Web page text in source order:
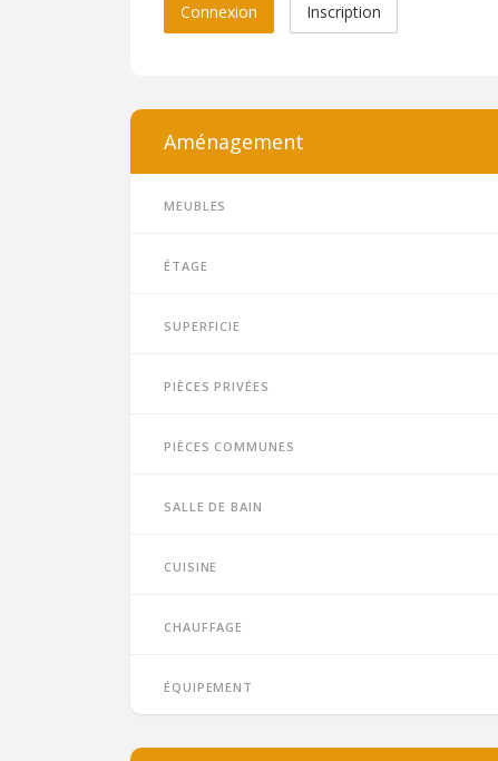
Connexion Inscription
Aménagement
Meubles
Étage
Superficie
Pièces privées
Pièces communes
Salle de bain
Cuisine
Chauffage
Équipement